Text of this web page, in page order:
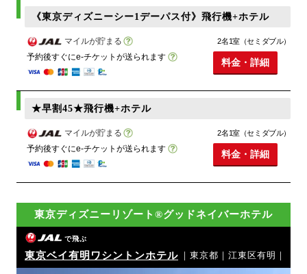
《東京ディズニーシー1デーパス付》飛行機+ホテル
マイルが貯まる
予約後すぐにe-チケットが送られます
2名1室（セミダブル）
料金・詳細
★早割45★飛行機+ホテル
マイルが貯まる
予約後すぐにe-チケットが送られます
2名1室（セミダブル）
料金・詳細
東京ディズニーリゾート®グッドネイバーホテル
で飛ぶ
東京ベイ有明ワシントンホテル ｜東京都｜江東区有明｜